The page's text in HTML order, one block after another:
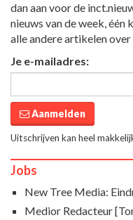
dan aan voor de
nieuws van de week, één
alle andere artikelen
Je e-mailadres:
Aanmelden
Uitschrijven kan heel
Jobs
New Tree Media:
Medior Redacteur